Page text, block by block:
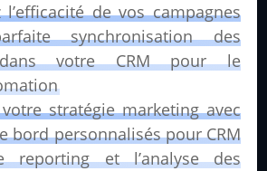
l’efficacité de vos campagnes
synchronisation des
dans votre CRM pour le
stratégie marketing avec
bord personnalisés pour CRM
reporting et l’analyse des